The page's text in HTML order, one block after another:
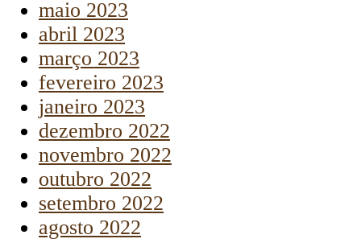
maio 2023
abril 2023
março 2023
fevereiro 2023
janeiro 2023
dezembro 2022
novembro 2022
outubro 2022
setembro 2022
agosto 2022